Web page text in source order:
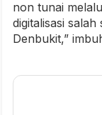
non tunai
digitalisasi
Denbukit,”